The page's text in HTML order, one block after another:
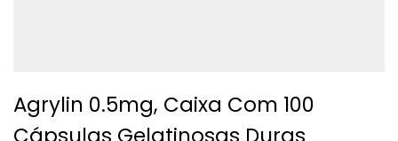
Agrylin 0.5mg, Caixa Com 100